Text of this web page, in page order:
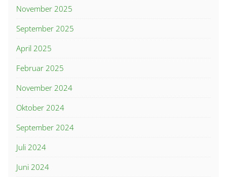
November 2025
September 2025
April 2025
Februar 2025
November 2024
Oktober 2024
September 2024
Juli 2024
Juni 2024